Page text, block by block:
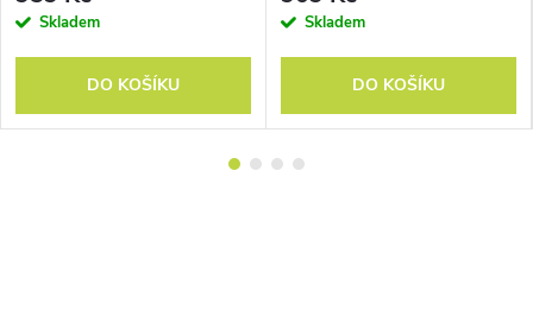
Skladem
DO KOŠÍKU
Skladem
DO KOŠÍKU